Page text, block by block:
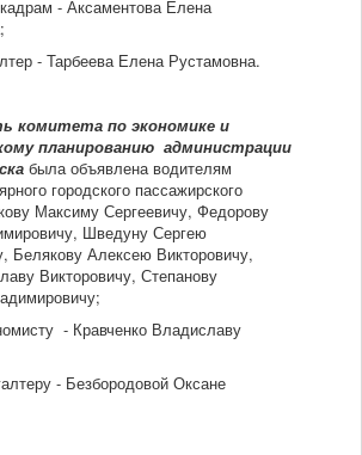
- Аксаментова Елена
- Тарбеева Елена Рустамовна.
комитета по экономике и
планированию администрации
была объявлена водителям
городского пассажирского
Максиму Сергеевичу, Федорову
Шведуну Сергею
Белякову Алексею Викторовичу,
Викторовичу, Степанову
- Кравченко Владиславу
- Безбородовой Оксане